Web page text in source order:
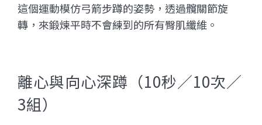
這個運動模仿弓箭步蹲的姿勢，透過髖關節旋
轉，來鍛煉平時不會練到的所有臀肌纖維。
離心與向心深蹲 （10秒／10次／
3組）